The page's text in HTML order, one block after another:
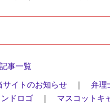
事一覧
サイトのお知らせ 弁理
ドロゴ マスコットキ